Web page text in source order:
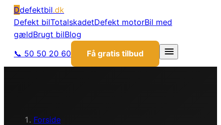
Ddefektbil.dk
Defekt bilTotalskadetDefekt motorBil med
gældBrugt bilBlog
📞 50 50 20 60
Få gratis tilbud
Forside